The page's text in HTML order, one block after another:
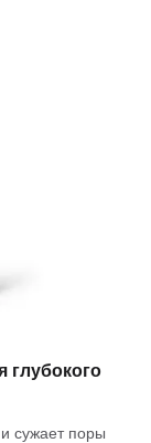
глубокого
сужает поры